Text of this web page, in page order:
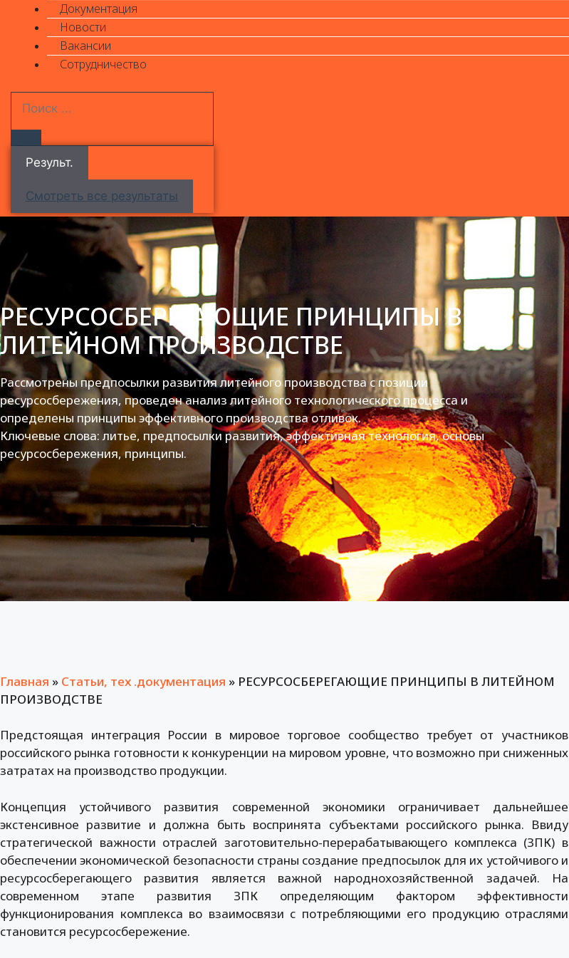
Документация
Новости
Вакансии
Сотрудничество
Результ.
Смотреть все результаты
РЕСУРСОСБЕРЕГАЮЩИЕ ПРИНЦИПЫ В
ЛИТЕЙНОМ ПРОИЗВОДСТВЕ
Рассмотрены предпосылки развития литейного производства с позиции
ресурсосбережения, проведен анализ литейного технологического процесса и
определены принципы эффективного производства отливок.
Ключевые слова: литье, предпосылки развития, эффективная технология, основы
ресурсосбережения, принципы.
Главная » Статьи, тех .документация » РЕСУРСОСБЕРЕГАЮЩИЕ ПРИНЦИПЫ В ЛИТЕЙНОМ
ПРОИЗВОДСТВЕ
Предстоящая интеграция России в мировое торговое сообщество требует от участников
российского рынка готовности к конкуренции на мировом уровне, что возможно при сниженных
затратах на производство продукции.
Концепция устойчивого развития современной экономики ограничивает дальнейшее
экстенсивное развитие и должна быть воспринята субъектами российского рынка. Ввиду
стратегической важности отраслей заготовительно-перерабатывающего комплекса (ЗПК) в
обеспечении экономической безопасности страны создание предпосылок для их устойчивого и
ресурсосберегающего развития является важной народнохозяйственной задачей. На
современном этапе развития ЗПК определяющим фактором эффективности
функционирования комплекса во взаимосвязи с потребляющими его продукцию отраслями
становится ресурсосбережение.